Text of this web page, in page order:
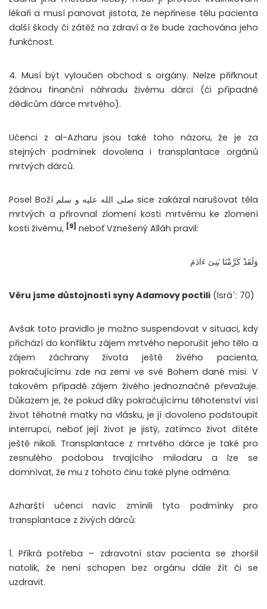
lékaři a musí panovat jistota, že nepřinese tělu pacienta
další škody či zátěž na zdraví a že bude zachována jeho
funkčnost.
4. Musí být vyloučen obchod s orgány. Nelze přiřknout
žádnou finanční náhradu živému dárci (či případně
dědicům dárce mrtvého).
Učenci z al-Azharu jsou také toho názoru, že je za
stejných podmínek dovolena i transplantace orgánů
mrtvých dárců.
Posel Boží صلى الله عليه و سلم sice zakázal narušovat těla
mrtvých a přirovnal zlomení kosti mrtvému ke zlomení
kosti živému, [9] neboť Vznešený Alláh pravil:
وَلَقَدْ كَرَّمْنَا بَنِىٓ ءَادَمَ
Věru jsme důstojností syny Adamovy poctili (Isrá´: 70)
Avšak toto pravidlo je možno suspendovat v situaci, kdy
přichází do konfliktu zájem mrtvého neporušit jeho tělo a
zájem záchrany života ještě živého pacienta,
pokračujícímu zde na zemi ve své Bohem dané misi. V
takovém případě zájem živého jednoznačně převažuje.
Důkazem je, že pokud díky pokračujícímu těhotenství visí
život těhotné matky na vlásku, je jí dovoleno podstoupit
interrupci, neboť její život je jistý, zatímco život dítěte
ještě nikoli. Transplantace z mrtvého dárce je také pro
zesnulého podobou trvajícího milodaru a lze se
domnívat, že mu z tohoto činu také plyne odměna.
Azharští učenci navíc zmínili tyto podmínky pro
transplantace z živých dárců:
1. Příkrá potřeba – zdravotní stav pacienta se zhoršil
natolik, že není schopen bez orgánu dále žít či se
uzdravit.